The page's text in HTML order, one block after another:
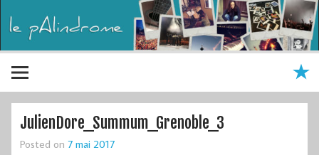
JulienDore_Summum_Grenoble_3
Posted on 7 mai 2017